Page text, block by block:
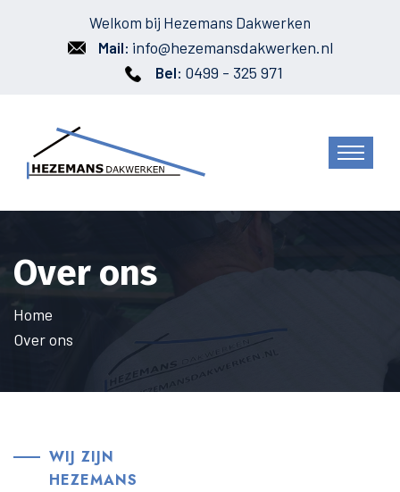
Welkom bij Hezemans Dakwerken
Mail: info@hezemansdakwerken.nl
Bel: 0499 - 325 971
Over ons
Home
Over ons
WIJ ZIJN
HEZEMANS